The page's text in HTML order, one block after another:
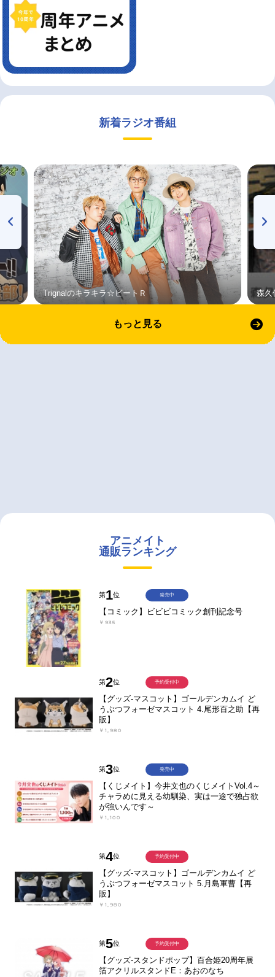
新着ラジオ番組
Trignalのキラキラ☆ビートＲ 森久
もっと見る
アニメイト
通販ランキング
第1位
【コミック】ビビビコミック創刊記念号
￥935
発売中
第2位
【グッズ-マスコット】ゴールデンカムイ ど
うぶつフォーゼマスコット 4.尾形百之助【再
販】
￥1,980
予約受付中
第3位
【くじメイト】今井文也のくじメイトVol.4～
チャラめに見える幼馴染、実は一途で独占欲
が強いんです～
￥1,100
発売中
第4位
【グッズ-マスコット】ゴールデンカムイ ど
うぶつフォーゼマスコット 5.月島軍曹【再
販】
￥1,980
予約受付中
第5位
【グッズ-スタンドポップ】百合姫20周年展
箔アクリルスタンドE：あおのなち
予約受付中